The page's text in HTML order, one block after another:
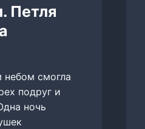
Петля
смогла
подруг и
ночь